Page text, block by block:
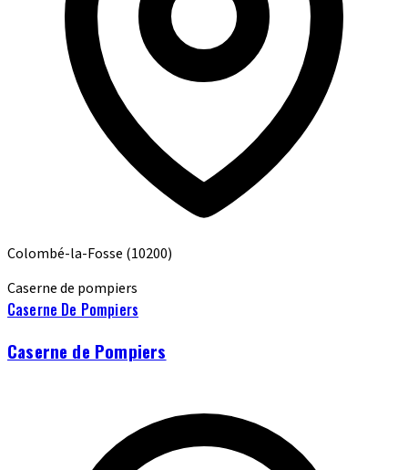
Colombé-la-Fosse (10200)
Caserne de pompiers
Caserne De Pompiers
Caserne de Pompiers